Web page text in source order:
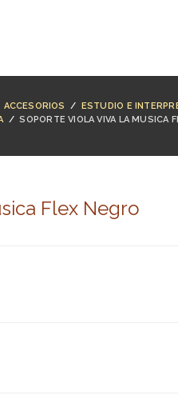
ACCESORIOS / ESTUDIO E
/SOPORTE VIOLA VIVA LA MUSICA
Flex Negro